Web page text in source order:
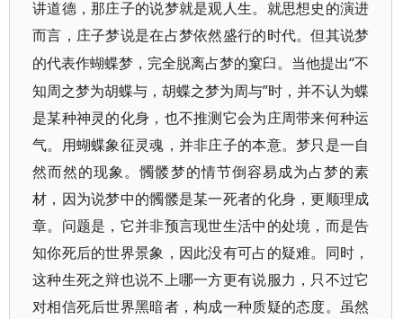
讲道德，那庄子的说梦就是观人生。就思想史的演进
而言，庄子梦说是在占梦依然盛行的时代。但其说梦
的代表作蝴蝶梦，完全脱离占梦的窠臼。当他提出“不
知周之梦为胡蝶与，胡蝶之梦为周与”时，并不认为蝶
是某种神灵的化身，也不推测它会为庄周带来何种运
气。用蝴蝶象征灵魂，并非庄子的本意。梦只是一自
然而然的现象。髑髅梦的情节倒容易成为占梦的素
材，因为说梦中的髑髅是某一死者的化身，更顺理成
章。问题是，它并非预言现世生活中的处境，而是告
知你死后的世界景象，因此没有可占的疑难。同时，
这种生死之辩也说不上哪一方更有说服力，只不过它
对相信死后世界黑暗者，构成一种质疑的态度。虽然